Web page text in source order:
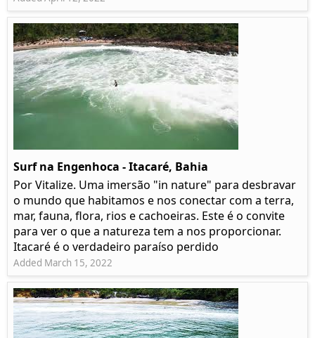
Surf na Engenhoca - Itacaré, Bahia
Por Vitalize. Uma imersão "in nature" para desbravar
o mundo que habitamos e nos conectar com a terra,
mar, fauna, flora, rios e cachoeiras. Este é o convite
para ver o que a natureza tem a nos proporcionar.
Itacaré é o verdadeiro paraíso perdido
Added March 15, 2022